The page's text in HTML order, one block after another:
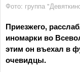
Фото: группа
Приезжего,
иномарки во
этим он въехал в
очевидцы.